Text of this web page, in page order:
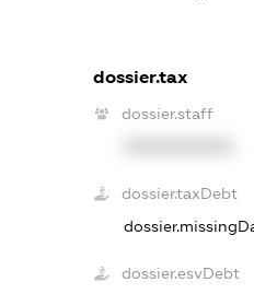
dossier.tax
dossier.staff
dossier.taxDebt
dossier.esvDebt